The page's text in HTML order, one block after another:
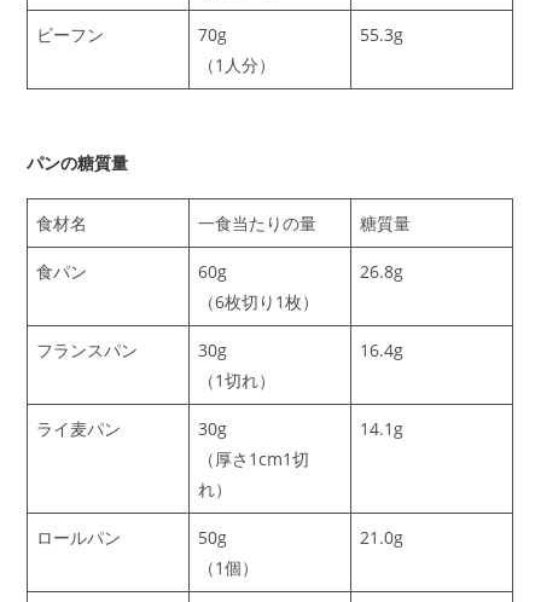
ビーフン
70g
（1人分）
55.3g
パンの糖質量
食材名 一食当たりの量 糖質量
食パン
60g
（6枚切り1枚）
26.8g
フランスパン
30g
（1切れ）
16.4g
ライ麦パン
30g
（厚さ1cm1切
れ）
14.1g
ロールパン
50g
（1個）
21.0g